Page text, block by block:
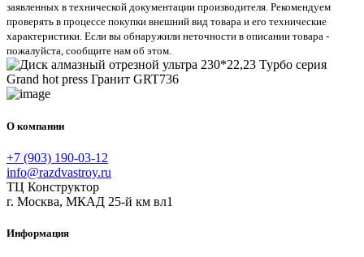
заявленных в технической документации производителя. Рекомендуем
проверять в процессе покупки внешний вид товара и его технические
характеристики. Если вы обнаружили неточности в описании товара -
пожалуйста, сообщите нам об этом.
О компании
+7 (903) 190-03-12
info@razdvastroy.ru
ТЦ Конструктор
г. Москва, МКАД 25-й км вл1
Информация